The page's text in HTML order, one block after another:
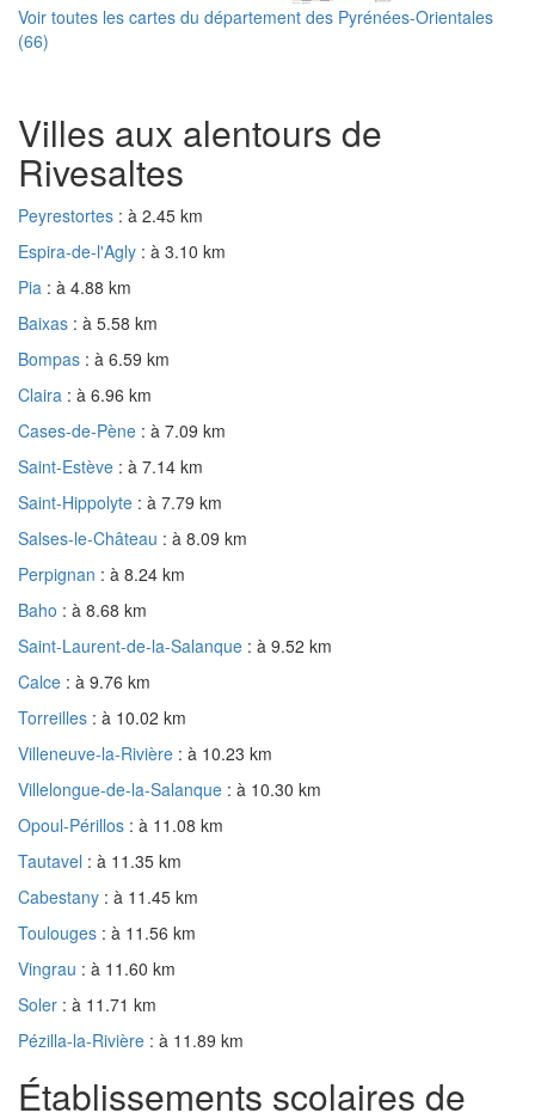
Voir toutes les cartes du département des Pyrénées-Orientales
(66)
Villes aux alentours de
Rivesaltes
Peyrestortes : à 2.45 km
Espira-de-l'Agly : à 3.10 km
Pia : à 4.88 km
Baixas : à 5.58 km
Bompas : à 6.59 km
Claira : à 6.96 km
Cases-de-Pène : à 7.09 km
Saint-Estève : à 7.14 km
Saint-Hippolyte : à 7.79 km
Salses-le-Château : à 8.09 km
Perpignan : à 8.24 km
Baho : à 8.68 km
Saint-Laurent-de-la-Salanque : à 9.52 km
Calce : à 9.76 km
Torreilles : à 10.02 km
Villeneuve-la-Rivière : à 10.23 km
Villelongue-de-la-Salanque : à 10.30 km
Opoul-Périllos : à 11.08 km
Tautavel : à 11.35 km
Cabestany : à 11.45 km
Toulouges : à 11.56 km
Vingrau : à 11.60 km
Soler : à 11.71 km
Pézilla-la-Rivière : à 11.89 km
Établissements scolaires de